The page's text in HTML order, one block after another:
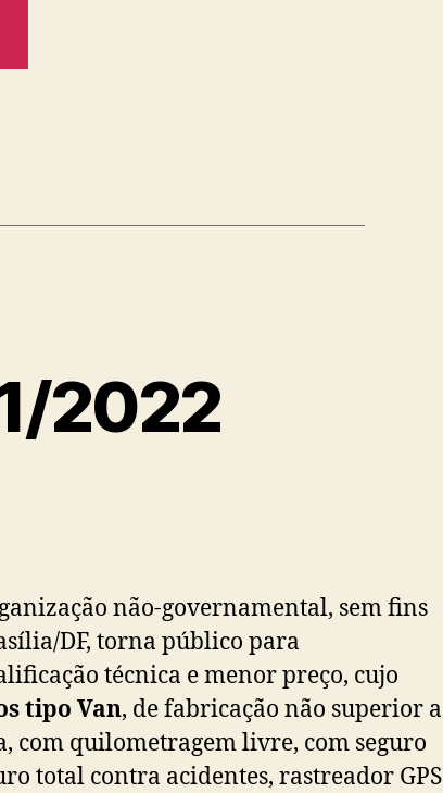
2022
não-governamental, sem fins
DF, torna público para
técnica e menor preço, cujo
tipo Van, de fabricação não superior a
com quilometragem livre, com seguro
total contra acidentes, rastreador GPS